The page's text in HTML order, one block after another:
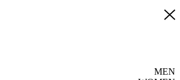
MEN